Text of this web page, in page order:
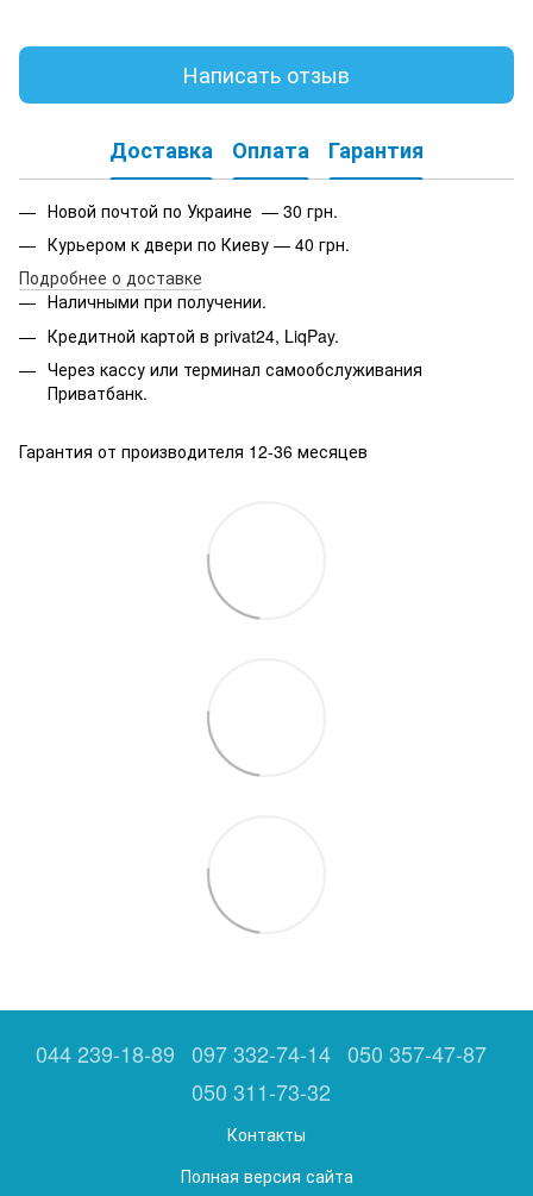
Написать отзыв
Доставка Оплата Гарантия
Новой почтой по Украине — 30 грн.
Курьером к двери по Киеву — 40 грн.
Подробнее о доставке
Наличными при получении.
Кредитной картой в privat24, LiqPay.
Через кассу или терминал самообслуживания
Приватбанк.
Гарантия от производителя 12-36 месяцев
044 239-18-89 097 332-74-14 050 357-47-87
050 311-73-32
Контакты
Полная версия сайта